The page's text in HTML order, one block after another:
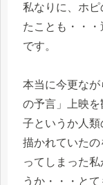
私なりに、ホ
たことも・・
です。
本当に今更な
の予言」上映
子というか人
描かれていたの
ってしまった
うか・・・と